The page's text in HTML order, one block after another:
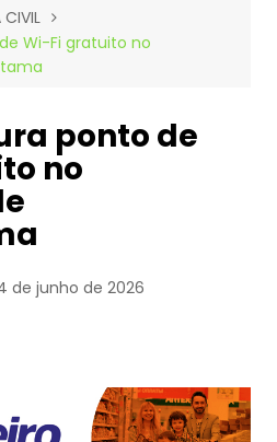
Wi-Fi gratuito no
ponto de
no
de junho de 2026